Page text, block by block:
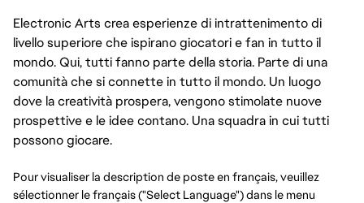
Electronic Arts crea esperienze di intrattenimento di
livello superiore che ispirano giocatori e fan in tutto il
mondo. Qui, tutti fanno parte della storia. Parte di una
comunità che si connette in tutto il mondo. Un luogo
dove la creatività prospera, vengono stimolate nuove
prospettive e le idee contano. Una squadra in cui tutti
possono giocare.
Pour visualiser la description de poste en français, veuillez
sélectionner le français ("Select Language") dans le menu